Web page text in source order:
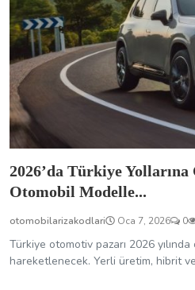
2026’da Türkiye Yollarına
Otomobil Modelle...
otomobilarizakodlari Oca 7, 2026 0
Türkiye otomotiv pazarı 2026
hareketlenecek. Yerli üretim, hibrit